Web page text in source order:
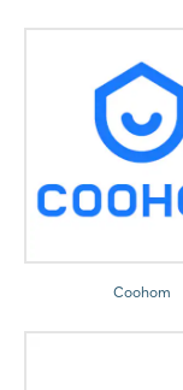
Coohom